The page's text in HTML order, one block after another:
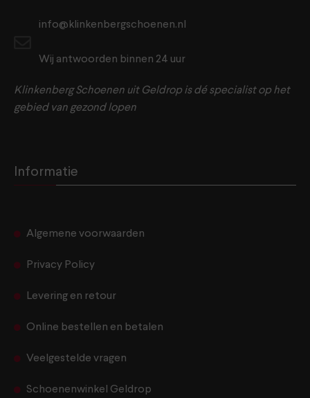
info@klinkenbergschoenen.nl
Wij antwoorden binnen 24 uur
Klinkenberg Schoenen uit Geldrop is dé specialist op het
gebied van gezond lopen
Informatie
Algemene voorwaarden
Privacy Policy
Levering en retour
Online bestellen en betalen
Veelgestelde vragen
Schoenenwinkel Geldrop